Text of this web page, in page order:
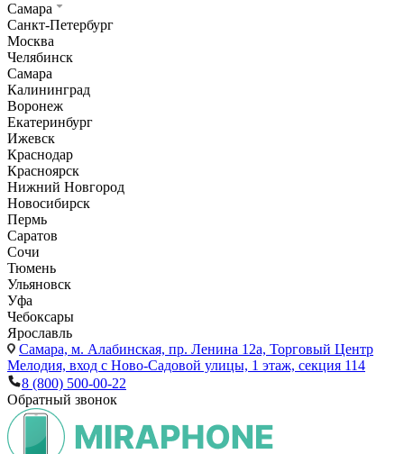
Самара
Санкт-Петербург
Москва
Челябинск
Самара
Калининград
Воронеж
Екатеринбург
Ижевск
Краснодар
Красноярск
Нижний Новгород
Новосибирск
Пермь
Саратов
Сочи
Тюмень
Ульяновск
Уфа
Чебоксары
Ярославль
Самара, м. Алабинская, пр. Ленина 12а, Торговый Центр
Мелодия, вход с Ново-Садовой улицы, 1 этаж, секция 114
8 (800) 500-00-22
Обратный звонок